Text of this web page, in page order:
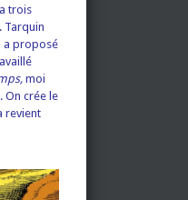
trois
Tarquin
a proposé
moi
On crée le
revient